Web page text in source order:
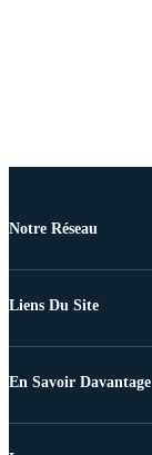
Notre Réseau
Liens Du Site
En Savoir Davantage